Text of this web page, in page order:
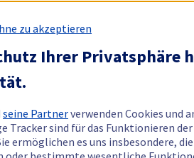
zu akzeptieren
Ihrer Privatsphäre
seine Partnerverwenden Cookies und
Tracker sind für das Funktionieren
ermöglichen es uns insbesondere,